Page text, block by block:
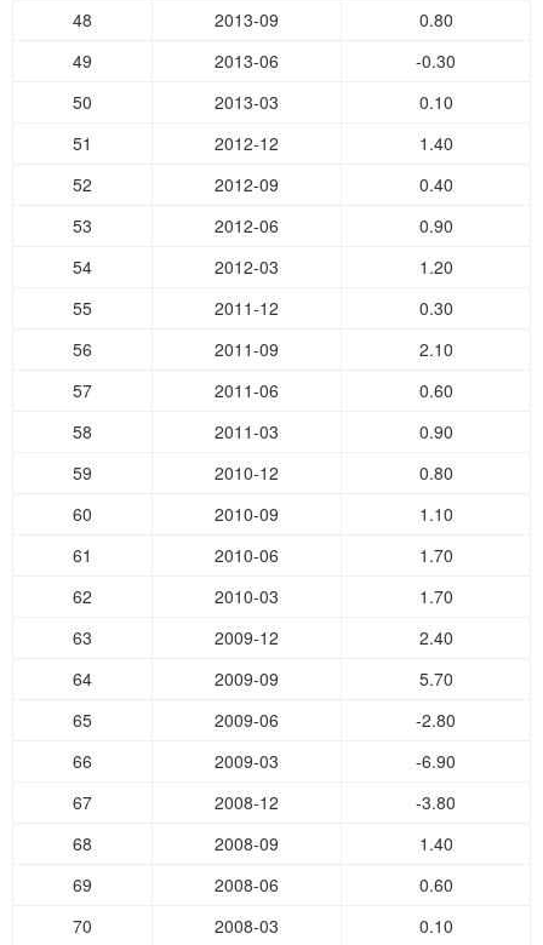
48
2013-09
0.80
49
2013-06
-0.30
50
2013-03
0.10
51
2012-12
1.40
52
2012-09
0.40
53
2012-06
0.90
54
2012-03
1.20
55
2011-12
0.30
56
2011-09
2.10
57
2011-06
0.60
58
2011-03
0.90
59
2010-12
0.80
60
2010-09
1.10
61
2010-06
1.70
62
2010-03
1.70
63
2009-12
2.40
64
2009-09
5.70
65
2009-06
-2.80
66
2009-03
-6.90
67
2008-12
-3.80
68
2008-09
1.40
69
2008-06
0.60
70
2008-03 0.10